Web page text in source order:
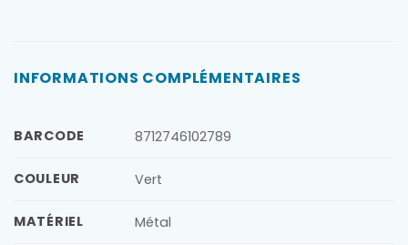
INFORMATIONS COMPLÉMENTAIRES
BARCODE 8712746102789
COULEUR Vert
MATÉRIEL Métal